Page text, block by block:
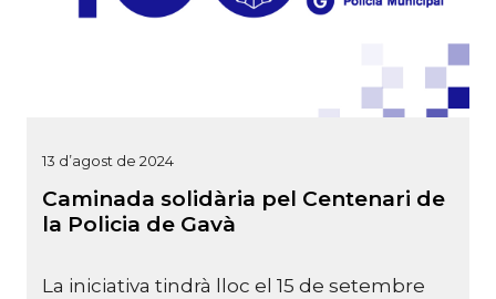
13 d’agost de 2024
Caminada solidària pel Centenari de
la Policia de Gavà
La iniciativa tindrà lloc el 15 de setembre